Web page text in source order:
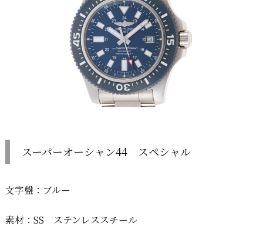
スーパーオーシャン44 スペシャル
文字盤：ブルー
素材：SS ステンレススチール